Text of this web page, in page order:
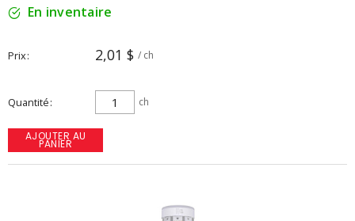
En inventaire
Prix 2,01 $ / ch
Quantité ch
AJOUTER AU
PANIER